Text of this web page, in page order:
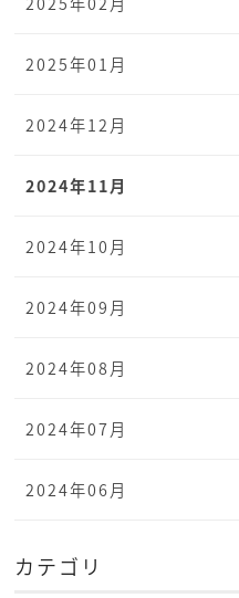
2025年01月
2024年12月
2024年11月
2024年10月
2024年09月
2024年08月
2024年07月
2024年06月
カテゴリ